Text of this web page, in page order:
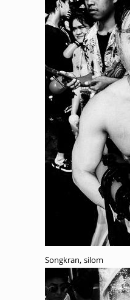
Songkran, silom